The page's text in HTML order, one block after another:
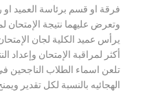
فرقة او قسم برئاسة العميد
وتعرض عليهما نتيجة الإمتحان
يرأس عميد الكلية لجان
أكثر لمراقبة الإمتحان وإعداد
تلعن اسماء الطلاب الناجحين
الهجائيه بالنسبة لكل تقدير